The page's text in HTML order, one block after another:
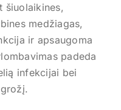
šiuolaikines,
medžiagas,
ir apsaugoma
padeda
infekcijai bei